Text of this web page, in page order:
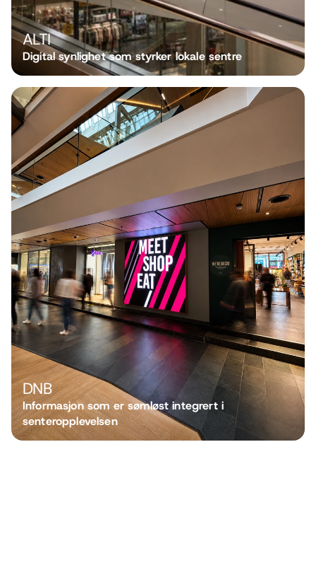
ALTI
Digital synlighet som styrker lokale sentre
DNB
Informasjon som er sømløst integrert i
senteropplevelsen